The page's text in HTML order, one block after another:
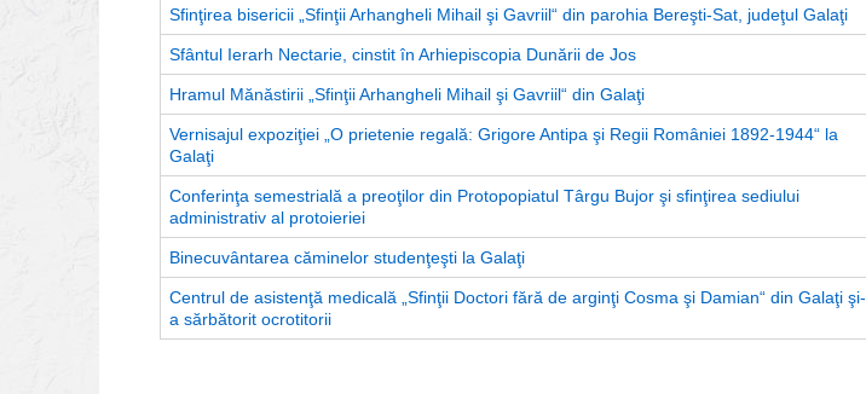
Sfinţirea bisericii „Sfinţii Arhangheli Mihail şi Gavriil“ din parohia Bereşti-Sat, judeţul Galaţi
Sfântul Ierarh Nectarie, cinstit în Arhiepiscopia Dunării de Jos
Hramul Mănăstirii „Sfinţii Arhangheli Mihail şi Gavriil“ din Galaţi
Vernisajul expoziţiei „O prietenie regală: Grigore Antipa şi Regii României 1892-1944“ la
Galaţi
Conferinţa semestrială a preoţilor din Protopopiatul Târgu Bujor şi sfinţirea sediului
administrativ al protoieriei
Binecuvântarea căminelor studenţeşti la Galaţi
Centrul de asistenţă medicală „Sfinţii Doctori fără de arginţi Cosma şi Damian“ din Galaţi şi-
a sărbătorit ocrotitorii